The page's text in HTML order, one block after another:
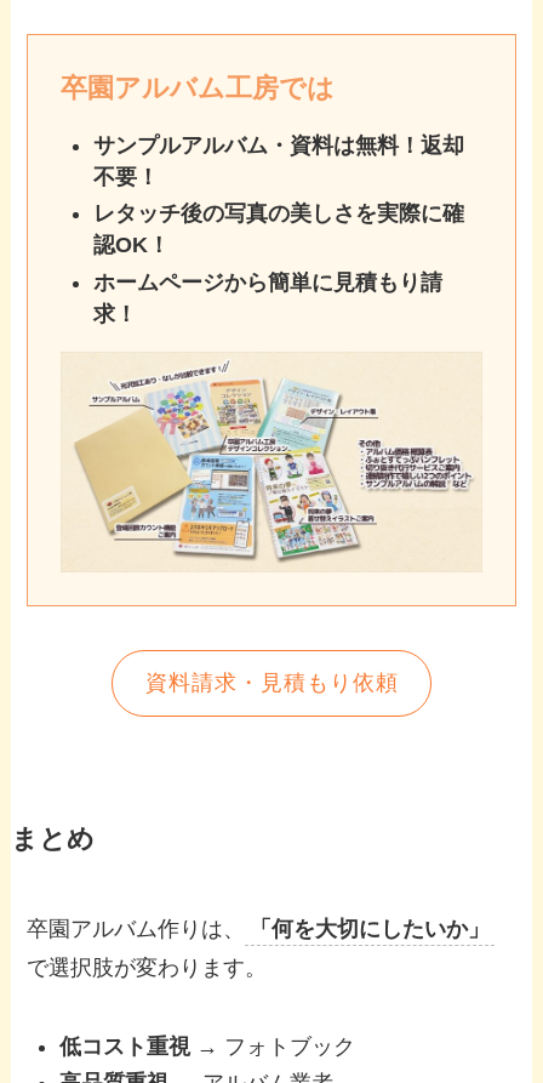
卒園アルバム工房では
サンプルアルバム・資料は無料！返却
不要！
レタッチ後の写真の美しさを実際に確
認OK！
ホームページから簡単に見積もり請
求！
資料請求・見積もり依頼
まとめ
卒園アルバム作りは、
「何を大切にしたいか」
で選択肢が変わります。
低コスト重視→ フォトブック